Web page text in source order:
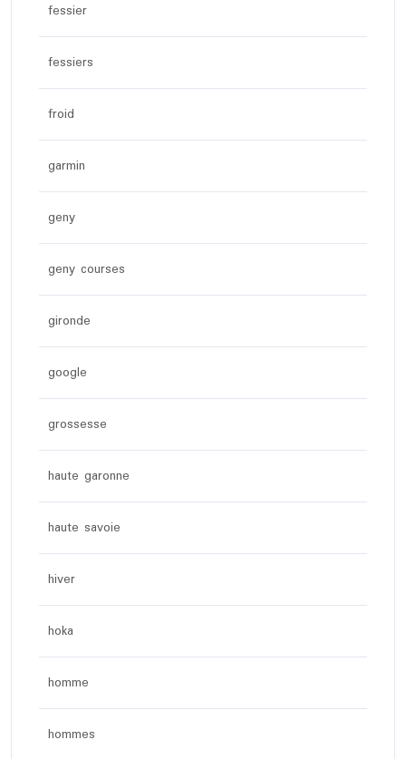
fessier
fessiers
froid
garmin
geny
geny courses
gironde
google
grossesse
haute garonne
haute savoie
hiver
hoka
homme
hommes